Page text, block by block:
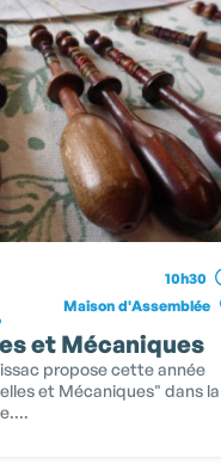
10h30
Maison d'Assemblée
et Mécaniques
propose cette année
et Mécaniques" dans la